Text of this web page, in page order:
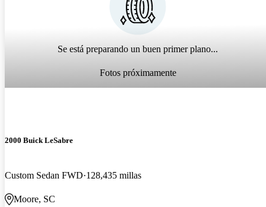
Se está preparando un buen primer plano...
Fotos próximamente
2000 Buick LeSabre
Custom Sedan FWD 128,435 millas
Moore, SC